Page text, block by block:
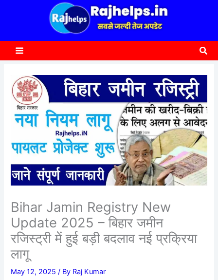
Bihar Jamin Registry New
Update 2025 – बिहार जमीन
रजिस्ट्री में हुई बड़ी बदलाव नई प्रक्रिया
लागू
May 12, 2025/ By Raj Kumar
c